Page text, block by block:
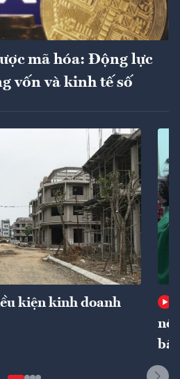
mã hóa: Động lực
vốn và kinh tế số
kiện kinh doanh